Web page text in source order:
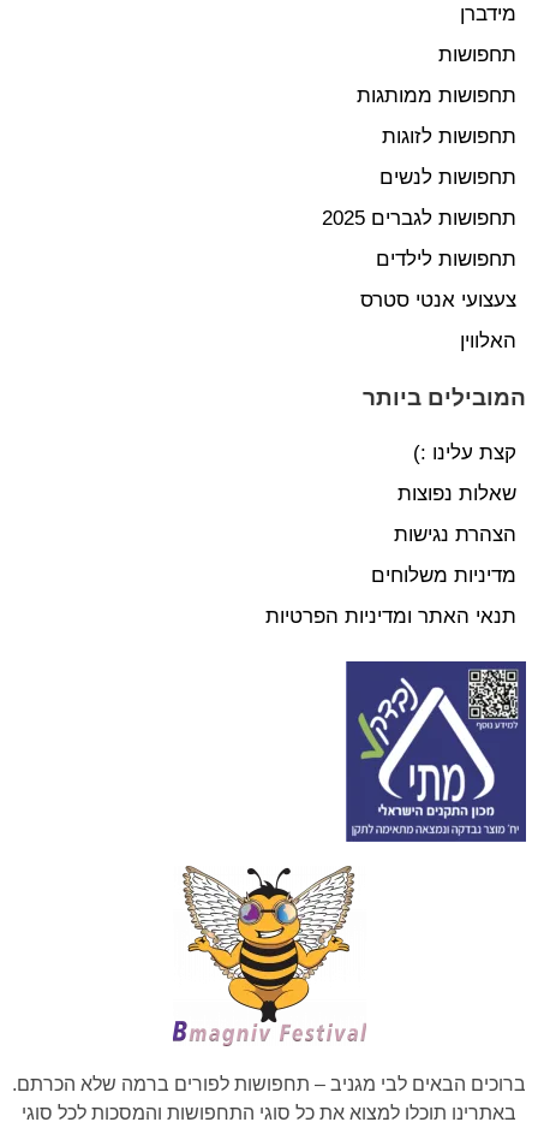
מידברן
תחפושות
תחפושות ממותגות
תחפושות לזוגות
תחפושות לנשים
תחפושות לגברים 2025
תחפושות לילדים
צעצועי אנטי סטרס
האלווין
המובילים ביותר
קצת עלינו :)
שאלות נפוצות
הצהרת נגישות
מדיניות משלוחים
תנאי האתר ומדיניות הפרטיות
ברוכים הבאים לבי מגניב – תחפושות לפורים ברמה שלא הכרתם.
באתרינו תוכלו למצוא את כל סוגי התחפושות והמסכות לכל סוגי